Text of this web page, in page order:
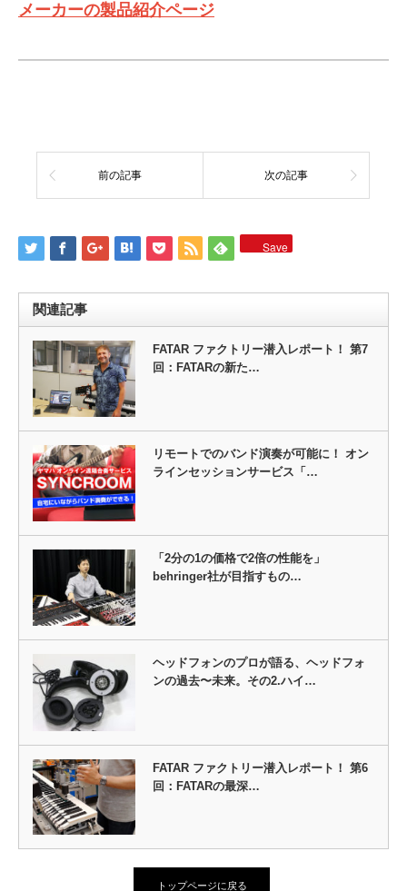
メーカーの製品紹介ページ
前の記事 次の記事
Save
関連記事
FATAR ファクトリー潜入レポート！ 第7
回：FATARの新た…
リモートでのバンド演奏が可能に！ オン
ラインセッションサービス「…
「2分の1の価格で2倍の性能を」
behringer社が目指すもの…
ヘッドフォンのプロが語る、ヘッドフォ
ンの過去〜未来。その2.ハイ…
FATAR ファクトリー潜入レポート！ 第6
回：FATARの最深…
トップページに戻る